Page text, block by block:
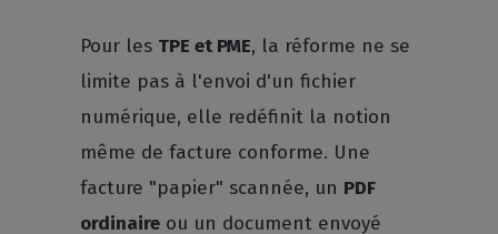
Pour les TPE et PME, la réforme ne se
limite pas à l'envoi d'un fichier
numérique, elle redéfinit la notion
même de facture conforme. Une
facture "papier" scannée, un PDF
ordinaire ou un document envoyé